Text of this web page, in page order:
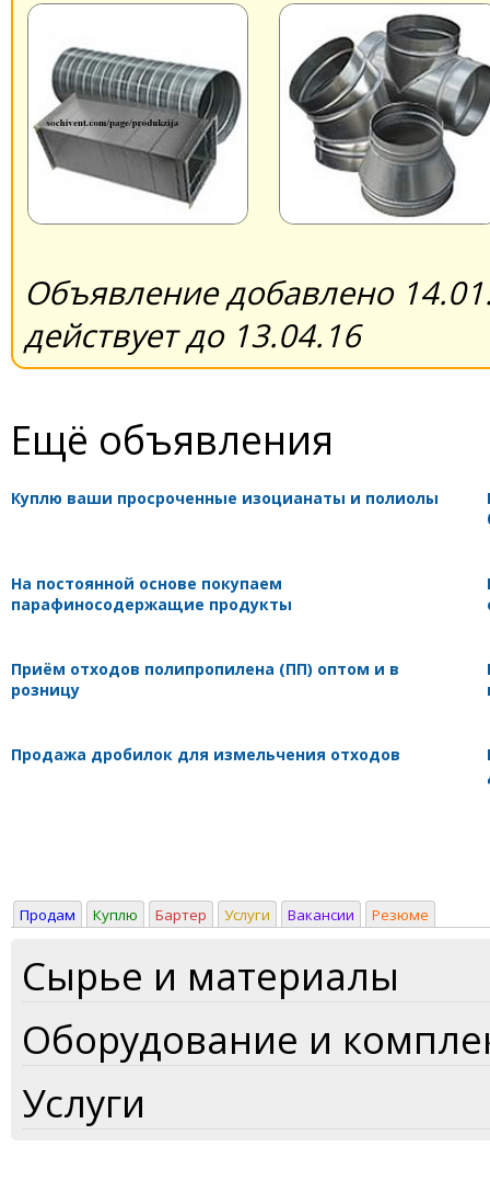
Объявление добавлено
действует до 13.04.16
Ещё объявления
Куплю ваши просроченные изоцианаты и полиолы
На постоянной основе покупаем
парафиносодержащие продукты
Приём отходов полипропилена (ПП) оптом и в
розницу
Продажа дробилок для измельчения отходов
Продам Куплю Бартер Услуги Вакансии Резюме
Сырье и материалы
Оборудование и
Услуги